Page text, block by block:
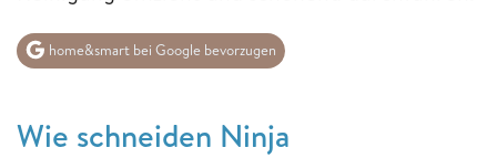
home&smart bei Google bevorzugen
Wie schneiden Ninja